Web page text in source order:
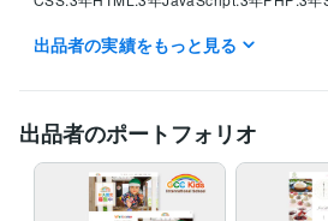
ビジネス・クリエイティブツール
Web制作・HP作成・EC構築 HTMLコーデ
出品者の実績をもっと見る
出品者のポートフォリオ